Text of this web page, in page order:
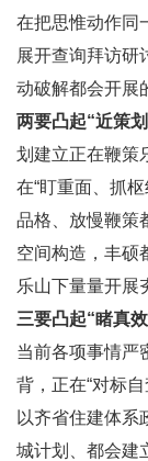
在把思惟动作同
展开查询拜访研
动破解都会开展
两要凸起“近策划
划建立正在鞭策
在“盯重面、抓
品格、放慢鞭策
空间构造，丰硕
乐山下量量开展
三要凸起“睹真效
当前各项事情严
背，正在“对标
以齐省住建体系
城计划、都会建